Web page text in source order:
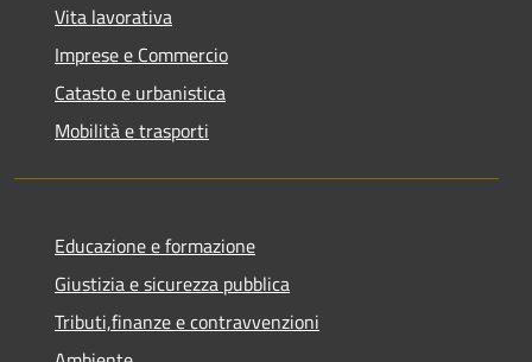
Vita lavorativa
Imprese e Commercio
Catasto e urbanistica
Mobilità e trasporti
Educazione e formazione
Giustizia e sicurezza pubblica
Tributi,finanze e contravvenzioni